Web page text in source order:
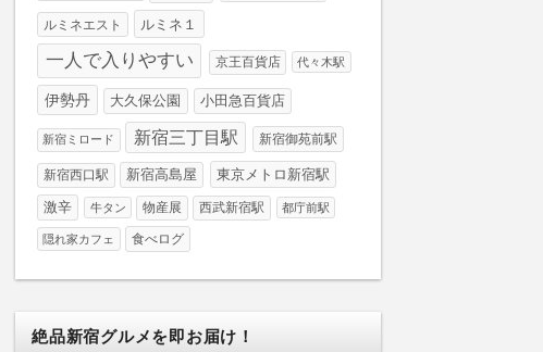
ルミネエスト ルミネ１
一人で入りやすい 京王百貨店 代々木駅
伊勢丹 大久保公園 小田急百貨店
新宿ミロード 新宿三丁目駅 新宿御苑前駅
新宿西口駅 新宿高島屋
東京メトロ新宿駅
激辛
牛タン 物産展 西武新宿駅 都庁前駅
隠れ家カフェ 食べログ
絶品新宿グルメを即お届け！